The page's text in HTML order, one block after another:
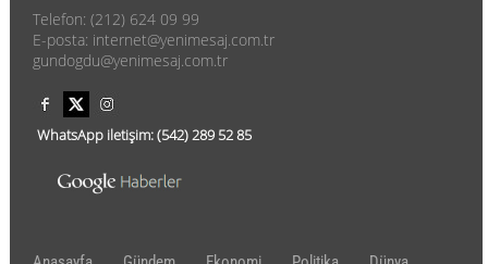
Telefon: (212) 624 09 99
E-posta: internet@yenimesaj.com.tr
gundogdu@yenimesaj.com.tr
WhatsApp iletişim:(542)289 52 85